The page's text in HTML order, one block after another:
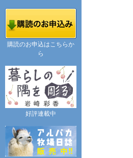
購読のお申込はこちらか
ら
好評連載中